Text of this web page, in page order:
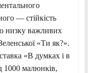
— стійкість
низку важливих
«Ти як?».
«В думках і в
1000 малюнків,